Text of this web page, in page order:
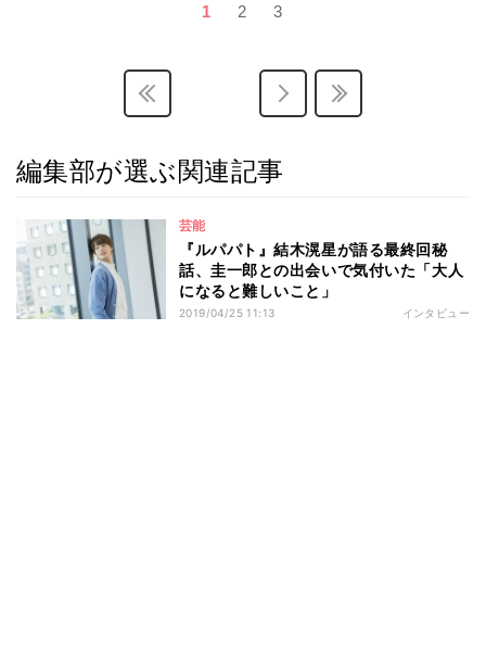
1 2 3
編集部が選ぶ関連記事
芸能
『ルパパト』結木滉星が語る最終回秘
話、圭一郎との出会いで気付いた「大人
になると難しいこと」
2019/04/25 11:13 インタビュー